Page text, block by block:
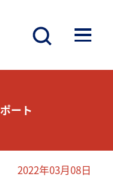
ート
2022年03月08日